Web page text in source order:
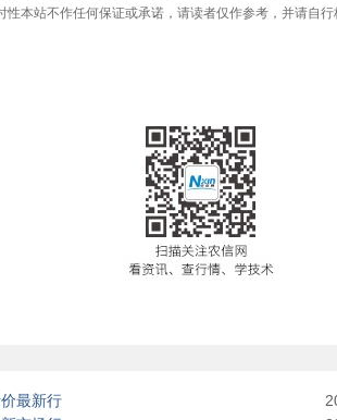
本站不作任何保证或承诺，请读者仅作参考，并请自行
最新行